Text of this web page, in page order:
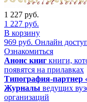
1 227 руб.
1 227 руб.
В корзину
969 руб. Онлайн
Ознакомиться
Анонс книг книги,
появятся на прилавках
Типография-партнер
Журналы ведущих
организаций